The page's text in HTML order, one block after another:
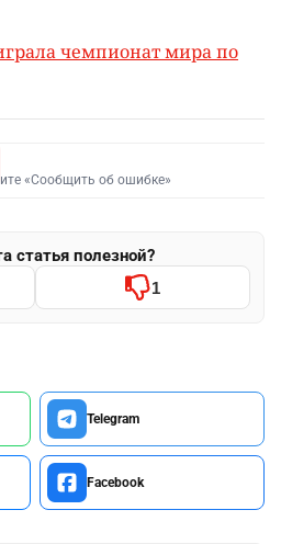
чемпионат мира по
«Сообщить об ошибке»
статья полезной?
1
Telegram
Facebook